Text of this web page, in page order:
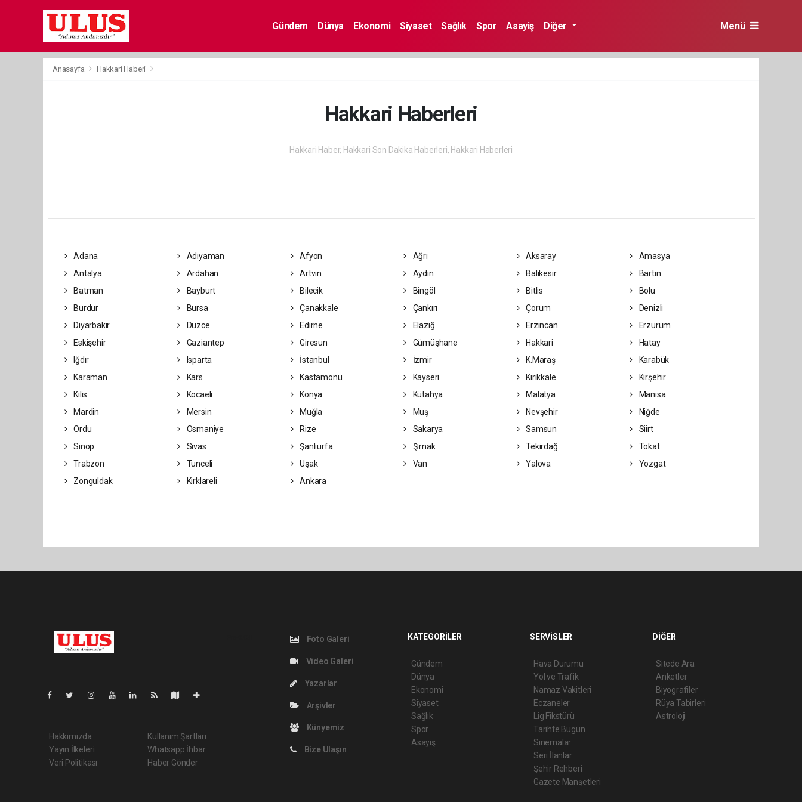
Gündem Dünya Ekonomi Siyaset Sağlık Spor Asayiş Diğer Menü
Anasayfa Hakkari Haberi
Hakkari Haberleri
Hakkari Haber, Hakkari Son Dakika Haberleri, Hakkari Haberleri
Adana Adıyaman Afyon Ağrı Aksaray
Amasya
Antalya
Ardahan Artvin Aydın Balıkesir
Bartın
Batman
Bayburt Bilecik Bingöl Bitlis
Bolu
Burdur
Bursa Çanakkale Çankırı Çorum
Denizli
Diyarbakır
Düzce Edirne Elazığ Erzincan
Erzurum
Eskişehir
Gaziantep Giresun Gümüşhane Hakkari
Hatay
Iğdır
Isparta İstanbul İzmir K.Maraş
Karabük
Karaman
Kars Kastamonu Kayseri Kırıkkale
Kırşehir
Kilis
Kocaeli Konya Kütahya Malatya
Manisa
Mardin
Mersin Muğla Muş Nevşehir
Niğde
Ordu
Osmaniye Rize Sakarya Samsun
Siirt
Sinop
Sivas Şanlıurfa Şırnak Tekirdağ
Tokat
Trabzon
Tunceli Uşak Van Yalova
Yozgat
Zonguldak
Kırklareli Ankara
Hakkımızda
Yayın İlkeleri
Veri Politikası
Kullanım Şartları
Whatsapp İhbar
Haber Gönder
Foto Galeri
Video Galeri
Yazarlar
Arşivler
Künyemiz
Bize Ulaşın
KATEGORİLER
Gündem
Dünya
Ekonomi
Siyaset
Sağlık
Spor
Asayiş
SERVİSLER
Hava Durumu
Yol ve Trafik
Namaz Vakitleri
Eczaneler
Lig Fikstürü
Tarihte Bugün
Sinemalar
Seri İlanlar
Şehir Rehberi
Gazete Manşetleri
DİĞER
Sitede Ara
Anketler
Biyografiler
Rüya Tabirleri
Astroloji